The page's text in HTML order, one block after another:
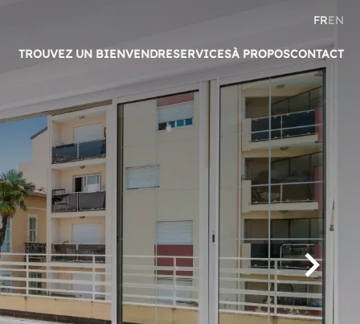
FREN
TROUVEZ UN BIENVENDRESERVICESÀ PROPOSCONTACT